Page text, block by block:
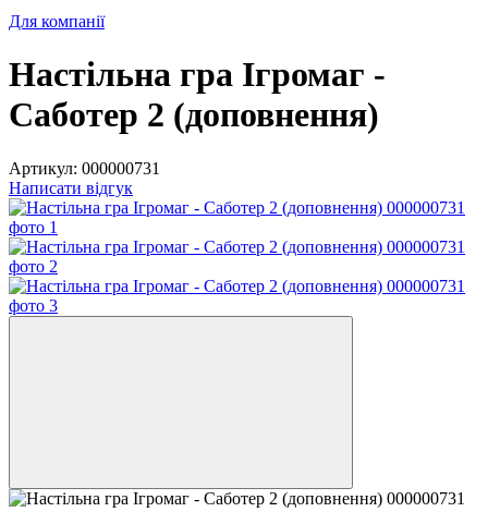
Для компанії
Настільна гра Ігромаг -
Саботер 2 (доповнення)
Артикул: 000000731
Написати відгук